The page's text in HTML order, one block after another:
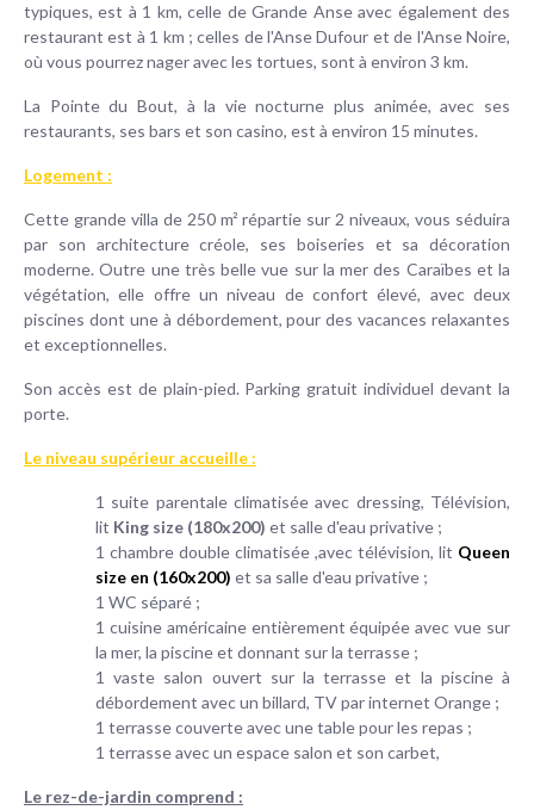
typiques, est à 1 km, celle de Grande Anse avec également des
restaurant est à 1 km ; celles de l'Anse Dufour et de l'Anse Noire,
où vous pourrez nager avec les tortues, sont à environ 3 km.
La Pointe du Bout, à la vie nocturne plus animée, avec ses
restaurants, ses bars et son casino, est à environ 15 minutes.
Logement :
Cette grande villa de 250 m² répartie sur 2 niveaux, vous séduira
par son architecture créole, ses boiseries et sa décoration
moderne. Outre une très belle vue sur la mer des Caraïbes et la
végétation, elle offre un niveau de confort élevé, avec deux
piscines dont une à débordement, pour des vacances relaxantes
et exceptionnelles.
Son accès est de plain-pied. Parking gratuit individuel devant la
porte.
Le niveau supérieur accueille :
1 suite parentale climatisée avec dressing, Télévision,
lit King size (180x200) et salle d'eau privative ;
1 chambre double climatisée ,avec télévision, lit Queen
size en (160x200) et sa salle d'eau privative ;
1 WC séparé ;
1 cuisine américaine entièrement équipée avec vue sur
la mer, la piscine et donnant sur la terrasse ;
1 vaste salon ouvert sur la terrasse et la piscine à
débordement avec un billard, TV par internet Orange ;
1 terrasse couverte avec une table pour les repas ;
1 terrasse avec un espace salon et son carbet,
Le rez-de-jardin comprend :